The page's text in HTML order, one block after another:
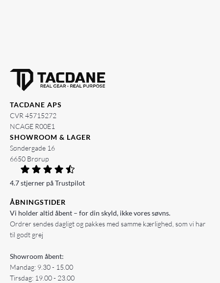
TACDANE APS
CVR 45715272
NCAGE R00E1
SHOWROOM & LAGER
Søndergade 16
6650 Brørup
4.7 stjerner på Trustpilot
ÅBNINGSTIDER
Vi holder altid åbent – for din skyld, ikke vores søvns.
Ordrer sendes dagligt og pakkes med samme kærlighed, som vi har
til godt grej
Showroom åbent:
Mandag: 9.30 - 15.00
Tirsdag: 19.00 - 23.00